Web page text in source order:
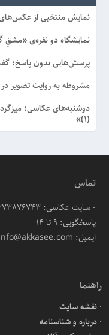
نمایش منتخبی از
نمایشگاه دو نفره‌ی «مشقِ
پرسش‌هایی بدون پاسخ؛
مشروطه به روایت تصویر
دوشنبه‌های عکاسی؛
(۱)»
تماس
- سایت عکاسی: 09373876743
پاسخگویی: ۹ تا ۱۴
ایمیل: info@akkasee.com
راهنما
نقشه سایت
درباره و شناسنامه